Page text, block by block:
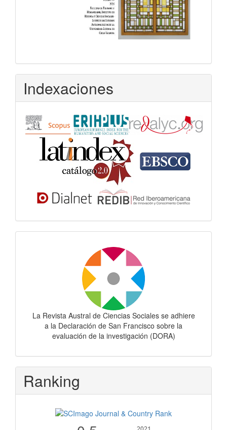
Indexaciones
La Revista Austral de Ciencias Sociales se adhiere
a la Declaración de San Francisco sobre la
evaluación de la investigación (DORA)
Ranking